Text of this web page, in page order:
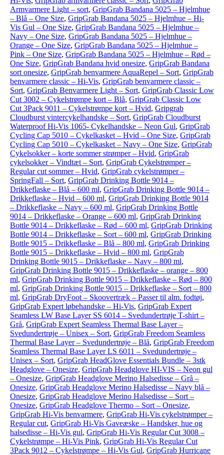
Armvarmere Light – sort, GripGrab Bandana 5025 – Hjelmhue
– Blå – One Size, GripGrab Bandana 5025 – Hjelmhue – Hi-
Vis Gul – One Size, GripGrab Bandana 5025 – Hjelmhue –
Navy – One Size, GripGrab Bandana 5025 – Hjelmhue –
Orange – One Size, GripGrab Bandana 5025 – Hjelmhue –
Pink – One Size, GripGrab Bandana 5025 – Hjelmhue – Rød –
One Size, GripGrab Bandana hvid onesize, GripGrab Bandana
sort onesize, GripGrab benvarmere AquaRepel – Sort, GripGrab
benvarmere classic – Hi-Vis, GripGrab benvarmere classic –
Sort, GripGrab Benvarmere Light – Sort, GripGrab Classic Low
Cut 3002 – Cykelstrømpe kort – Blå, GripGrab Classic Low
Cut 3Pack 9011 – Cykelstrømpe kort – Hvid, Gripgrab
Cloudburst vintercykelhandske – Sort, GripGrab Cloudburst
Waterproof Hi-Vis 1065- Cykelhandske – Neon Gul, GripGrab
Cycling Cap 5010 – Cykelkasket – Hvid – One Size, GripGrab
Cycling Cap 5010 – Cykelkasket – Navy – One Size, GripGrab
Cykelsokker – korte sommer strømper – Hvid, GripGrab
cykelsokker – Vindtæt – Sort, GripGrab Cykelstrømper –
Regular cut sommer – Hvid, GripGrab cykelstrømper –
SpringFall – Sort, GripGrab Drinking Bottle 9014 –
Drikkeflaske – Blå – 600 ml, GripGrab Drinking Bottle 9014 –
Drikkeflaske – Hvid – 600 ml, GripGrab Drinking Bottle 9014
– Drikkeflaske – Navy – 600 ml, GripGrab Drinking Bottle
9014 – Drikkeflaske – Orange – 600 ml, GripGrab Drinking
Bottle 9014 – Drikkeflaske – Rød – 600 ml, GripGrab Drinking
Bottle 9014 – Drikkeflaske – Sort – 600 ml, GripGrab Drinking
Bottle 9015 – Drikkeflaske – Blå – 800 ml, GripGrab Drinking
Bottle 9015 – Drikkeflaske – Hvid – 800 ml, GripGrab
Drinking Bottle 9015 – Drikkeflaske – Navy – 800 ml,
GripGrab Drinking Bottle 9015 – Drikkeflaske – orange – 800
ml, GripGrab Drinking Bottle 9015 – Drikkeflaske – Rød – 800
ml, GripGrab Drinking Bottle 9015 – Drikkeflaske – Sort – 800
ml, GripGrab DryFoot – Skoovertræk – Passer til alm. fodtøj,
GripGrab Expert løbehandske – Hi-Vis, GripGrab Expert
Seamless LW Base Layer SS 6014 – Svedundertrøje T-shirt –
Grå, GripGrab Expert Seamless Thermal Base Layer –
Svedundertrøje – Unisex – Sort, GripGrab Freedom Seamless
Thermal Base Layer – Svedundertrøje – Blå, GripGrab Freedom
Seamless Thermal Base Layer LS 6011 – Svedundertrøje –
Unisex – Sort, GripGrab HeadGlove Essentials Bundle – 3stk
Headglove – Onesize, GripGrab Headglove HI-VIS – Neon gul
– Onesize, GripGrab Headglove Merino Halsedisse – Grå –
Onesize, GripGrab Headglove Merino Halsedisse – Navy blå –
Onesize, GripGrab Headglove Merino Halsedisse – Sort –
Onesize, GripGrab Headglove Thermo – Sort – Onesize,
GripGrab Hi-Vis benvarmere, GripGrab Hi-Vis cykelstrømper –
Regular cut, GripGrab Hi-Vis Gaveæske – Handsker, hue og
halsedisse – Hi-Vis gul, GripGrab Hi-Vis Regular Cut 3008 –
Cykelstrømpe – Hi-Vis Pink, GripGrab Hi-Vis Regular Cut
3Pack 9012 – Cykelstrømpe – Hi-Vis Gul, GripGrab Hurricane